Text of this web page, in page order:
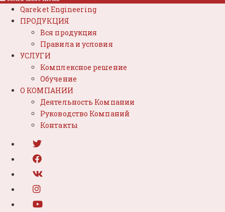
Qareket Engineering
ПРОДУКЦИЯ
Вся продукция
Правила и условия
УСЛУГИ
Комплексное решение
Обучение
О КОМПАНИИ
Деятельность Компании
Руководство Компаний
Контакты